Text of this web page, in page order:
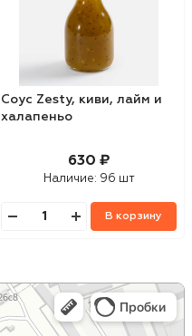
Соус Zesty, киви, лайм и
халапеньо
630 ₽
Наличие: 96 шт
В корзину